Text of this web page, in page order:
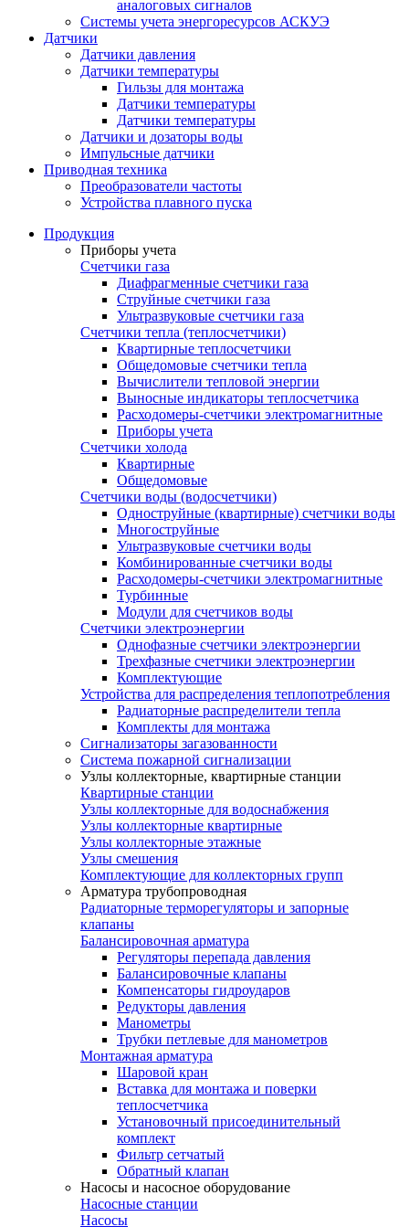
аналоговых сигналов
Системы учета энергоресурсов АСКУЭ
Датчики
Датчики давления
Датчики температуры
Гильзы для монтажа
Датчики температуры
Датчики температуры
Датчики и дозаторы воды
Импульсные датчики
Приводная техника
Преобразователи частоты
Устройства плавного пуска
Продукция
Приборы учета
Счетчики газа
Диафрагменные счетчики газа
Струйные счетчики газа
Ультразвуковые счетчики газа
Счетчики тепла (теплосчетчики)
Квартирные теплосчетчики
Общедомовые счетчики тепла
Вычислители тепловой энергии
Выносные индикаторы теплосчетчика
Расходомеры-счетчики электромагнитные
Приборы учета
Счетчики холода
Квартирные
Общедомовые
Счетчики воды (водосчетчики)
Одноструйные (квартирные) счетчики воды
Многоструйные
Ультразвуковые счетчики воды
Комбинированные счетчики воды
Расходомеры-счетчики электромагнитные
Турбинные
Модули для счетчиков воды
Счетчики электроэнергии
Однофазные счетчики электроэнергии
Трехфазные счетчики электроэнергии
Комплектующие
Устройства для распределения теплопотребления
Радиаторные распределители тепла
Комплекты для монтажа
Сигнализаторы загазованности
Система пожарной сигнализации
Узлы коллекторные, квартирные станции
Квартирные станции
Узлы коллекторные для водоснабжения
Узлы коллекторные квартирные
Узлы коллекторные этажные
Узлы смешения
Комплектующие для коллекторных групп
Арматура трубопроводная
Радиаторные терморегуляторы и запорные
клапаны
Балансировочная арматура
Регуляторы перепада давления
Балансировочные клапаны
Компенсаторы гидроударов
Редукторы давления
Манометры
Трубки петлевые для манометров
Монтажная арматура
Шаровой кран
Вставка для монтажа и поверки
теплосчетчика
Установочный присоединительный
комплект
Фильтр сетчатый
Обратный клапан
Насосы и насосное оборудование
Насосные станции
Насосы